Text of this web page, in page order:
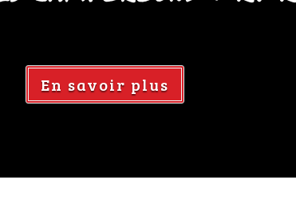
En savoir plus